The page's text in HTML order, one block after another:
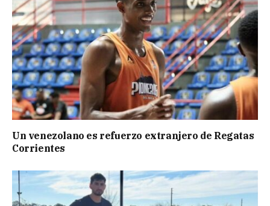
Un venezolano es refuerzo extranjero de Regatas
Corrientes